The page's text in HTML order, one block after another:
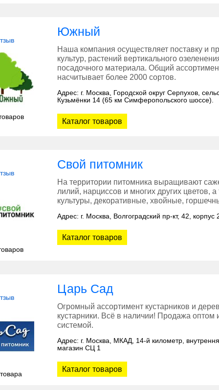
Южный
Наша компания осуществляет поставку и
культур, растений вертикального
посадочного материала. Общий
насчитывает более 2000 сортов.
Адрес: г. Москва, Городской округ Серпухов,
Кузьмёнки 14 (65 км Симферопольского шоссе).
Каталог товаров
Свой питомник
На территории питомника выращивают
лилий, нарциссов и многих других цветов,
культуры, декоративные, хвойные,
Адрес: г. Москва, Волгоградский пр-кт, 42, корпус
Каталог товаров
Царь Сад
Огромный ассортимент кустарников и
кустарники. Всё в наличии! Продажа
системой.
Адрес: г. Москва, МКАД, 14-й километр,
магазин СЦ 1
Каталог товаров